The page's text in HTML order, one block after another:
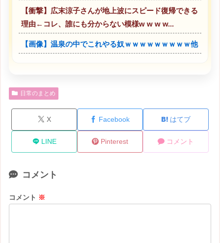
【衝撃】広末涼子さんが地上波にスピード復帰できる
理由←コレ、誰にも分からない模様w w w w...
【画像】温泉の中でこれやる奴ｗｗｗｗｗｗｗｗｗ他
日常のまとめ
X Facebook はてブ
LINE Pinterest コメント
コメント
コメント ※